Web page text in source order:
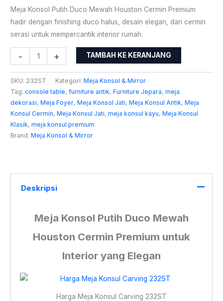
Meja Konsol Putih Duco Mewah Houston Cermin Premium
hadir dengan finishing duco halus, desain elegan, dan cermin
serasi untuk mempercantik interior rumah.
-
Premium
232ST
+ TAMBAH KE KERANJANG
SKU: 232ST Kategori:Meja Konsol & Mirror
Tag:console table,furniture antik,Furniture Jepara,meja
dekorasi,Meja Foyer,Meja Konsol Jati,Meja Konsul Antik,Meja
Konsul Cermin,Meja Konsul Jati,meja konsul kayu,Meja Konsul
Klasik,meja konsul premium
Brand:Meja Konsol & Mirror
Deskripsi
Meja Konsol Putih Duco Mewah
Houston Cermin Premium untuk
Interior yang Elegan
Harga Meja Konsul Carving 232ST